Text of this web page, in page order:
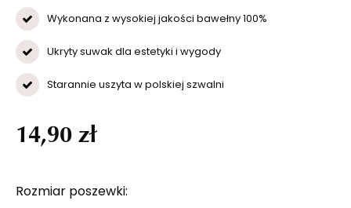
Wykonana z wysokiej jakości bawełny 100%
Ukryty suwak dla estetyki i wygody
Starannie uszyta w polskiej szwalni
Rozmiar poszewki
14,90 zł